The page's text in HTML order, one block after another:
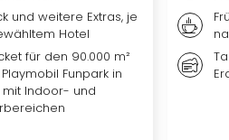
und weitere Extras, je
Hotel
für den 90.000 m²
Funpark in
mit Indoor- und